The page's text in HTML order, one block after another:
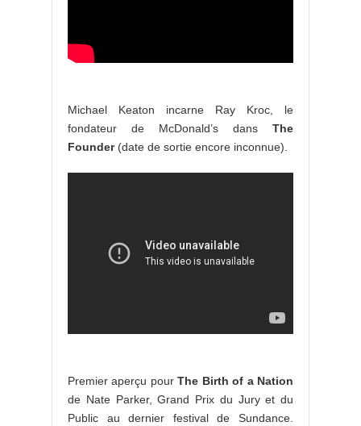
Michael Keaton incarne Ray Kroc, le
fondateur de McDonald’s dans The
Founder(date de sortie encore inconnue).
Premier aperçu pourThe Birth of a Nation
de Nate Parker, Grand Prix du Jury et du
Public au dernier festival de Sundance.